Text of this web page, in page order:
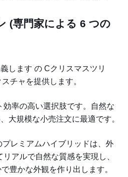
(専門家による 6 つの
します の Cクリスマスツリ
チャを提供します。
効率の高い選択肢です。自然な
大規模な小売注文に最適です。
プレミアムハイブリッドは、外
アルで自然な質感を実現し、
豊かな外観を作り出します。